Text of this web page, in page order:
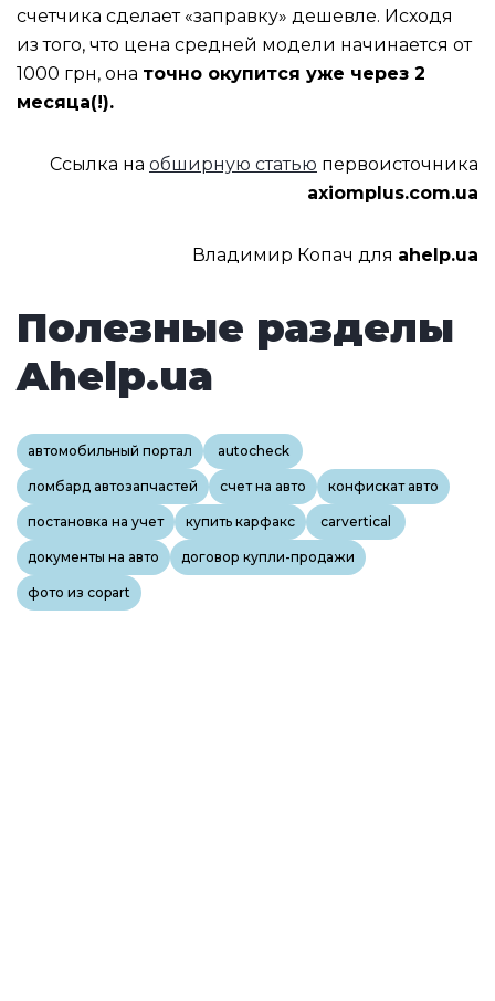
счетчика сделает «заправку» дешевле. Исходя
из того, что цена средней модели начинается от
1000 грн, она точно окупится уже через 2
месяца(!).
Ссылка на обширную статью первоисточника
axiomplus.com.ua
Владимир Копач для ahelp.ua
Полезные разделы
Ahelp.ua
автомобильный портал autocheck
ломбард автозапчастей счет на авто конфискат авто
постановка на учет купить карфакс carvertical
документы на авто договор купли-продажи
фото из copart